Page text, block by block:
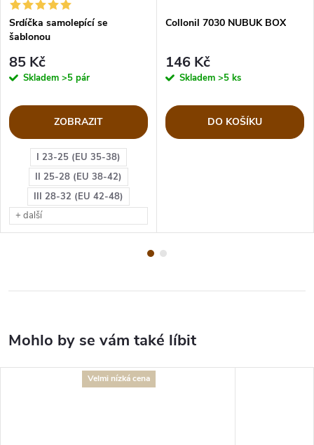
I 23-25 (EU 35-38)
II 25-28 (EU 38-42)
III 28-32 (EU 42-48)
+ další
Srdíčka samolepící se
šablonou
85 Kč
Skladem >5 pár
ZOBRAZIT
Collonil 7030 NUBUK BOX
146 Kč
Skladem >5 ks
DO KOŠÍKU
Velmi nízká cena